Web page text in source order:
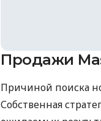
Продажи
Причиной поиска
Собственная